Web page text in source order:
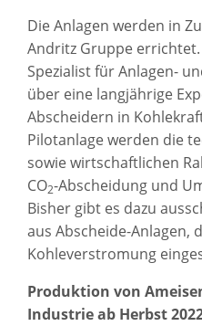
Die Anlagen werden in
Andritz Gruppe
Spezialist für Anlagen-
über eine langjährige
Abscheidern in
Pilotanlage werden die
sowie wirtschaftlichen
CO2-Abscheidung und
Bisher gibt es dazu
aus Abscheide-Anlagen,
Kohleverstromung
Produktion von
Industrie ab Herbst